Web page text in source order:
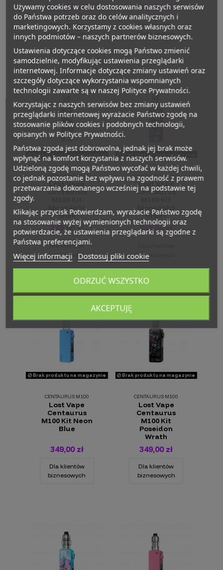
349,00 zł
Dla klientów
biznesowych
349,00 zł
Dla klientów
biznesowych
Brak produktu na magazynie
CENTAURUS M100
Lost Vape
Centaurus
Moonlight
Shell
349,00 zł
Dla klientów
biznesowych
Brak produktu na magazynie
CENTAURUS M100
Lost Vape
Centaurus
Moonlight
Violet
349,00 zł
biznesowych
Brak produktu na magazynie
CENTAURUS M100
Lost Vape
Centaurus
M100 Kit Neon
Blue
349,00 zł
Dla klientów
biznesowych
Brak produktu na magazynie
CENTAURUS M100
Lost Vape
Centaurus
M100 Kit
Poseidon
Wrath
349,00 zł
Dla klientów
biznesowych
Używamy cookies w celu dostosowania naszych serwisów
do Państwa potrzeb oraz do celów analitycznych i
marketingowych. Korzystamy z cookies własnych oraz
innych podmiotów – naszych partnerów biznesowych.
Ustawienia dotyczące cookies mogą Państwo zmienić
samodzielnie, modyfikując ustawienia przeglądarki
internetowej. Informacje dotyczące zmiany ustawień oraz
szczegóły dotyczące wykorzystania wspomnianych
technologii zawarte są w naszej Polityce Prywatności.
Korzystając z naszych serwisów bez zmiany ustawień
przeglądarki internetowej wyrażacie Państwo zgodę na
stosowanie plików cookies i podobnych technologii,
opisanych w Polityce Prywatności.
Państwa zgoda jest dobrowolna, jednak jej brak może
wpłynąć na komfort korzystania z naszych serwisów.
Udzieloną zgodę mogą Państwo wycofać w każdej chwili,
co jednak pozostanie bez wpływu na zgodność z prawem
przetwarzania dokonanego wcześniej na podstawie tej
zgody.
Klikając przycisk Potwierdzam, wyrażacie Państwo zgodę
na stosowanie wyżej wymienionych technologii oraz
potwierdzacie, że ustawienia przeglądarki są zgodne z
Państwa preferencjami.
Więcej informacji Dostosuj pliki cookie
ODRZUĆ WSZYSTKO
AKCEPTUJĘ